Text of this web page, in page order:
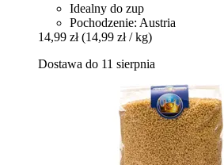
Idealny do zup
Pochodzenie: Austria
14,99 zł (14,99 zł / kg)
Dostawa do 11 sierpnia